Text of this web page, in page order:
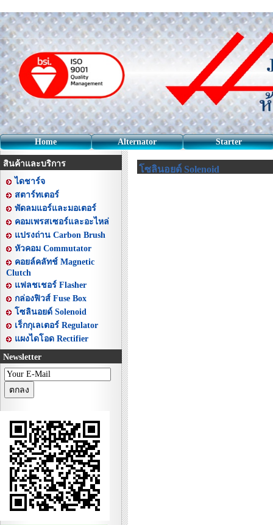
Home Alternator Starter
สินค้าและบริการ
ไดชาร์จ
สตาร์ทเตอร์
พัดลมแอร์และมอเตอร์
คอมเพรสเซอร์และอะไหล่
แปรงถ่าน Carbon Brush
หัวคอม Commutator
คอยล์คลัทช์ Magnetic
Clutch
แฟลชเชอร์ Flasher
กล่องฟิวส์ Fuse Box
โซลินอยด์ Solenoid
เร็กกุเลเตอร์ Regulator
แผงไดโอด Rectifier
Newsletter
โซลินอยด์ Solenoid